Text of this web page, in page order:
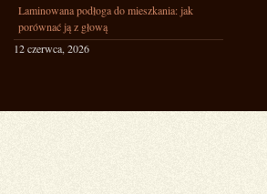
Laminowana podłoga do mieszkania: jak
porównać ją z głową
12 czerwca, 2026